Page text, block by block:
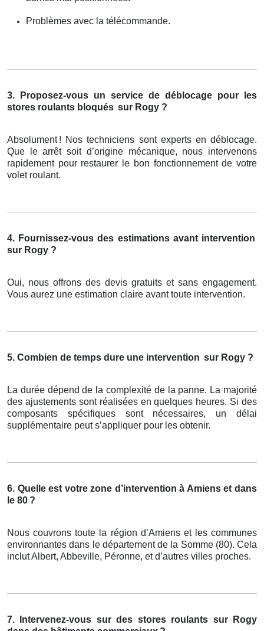
Problèmes avec la télécommande.
3. Proposez-vous un service de déblocage pour les
stores roulants bloqués sur Rogy ?
Absolument ! Nos techniciens sont experts en déblocage.
Que le arrêt soit d’origine mécanique, nous intervenons
rapidement pour restaurer le bon fonctionnement de votre
volet roulant.
4. Fournissez-vous des estimations avant intervention
sur Rogy ?
Oui, nous offrons des devis gratuits et sans engagement.
Vous aurez une estimation claire avant toute intervention.
5. Combien de temps dure une intervention sur Rogy ?
La durée dépend de la complexité de la panne. La majorité
des ajustements sont réalisées en quelques heures. Si des
composants spécifiques sont nécessaires, un délai
supplémentaire peut s’appliquer pour les obtenir.
6. Quelle est votre zone d’intervention à Amiens et dans
le 80 ?
Nous couvrons toute la région d’Amiens et les communes
environnantes dans le département de la Somme (80). Cela
inclut Albert, Abbeville, Péronne, et d’autres villes proches.
7. Intervenez-vous sur des stores roulants sur Rogy